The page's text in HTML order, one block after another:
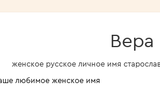
Вера
женское русское личное имя
любимое женское имя